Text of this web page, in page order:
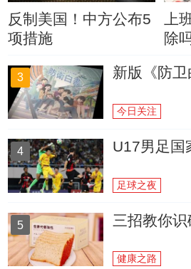
反制美国！中方公布5
项措施
上
除
3 新版《防
今日关注
4 U17男足国
足球之夜
5 三招教你
健康之路